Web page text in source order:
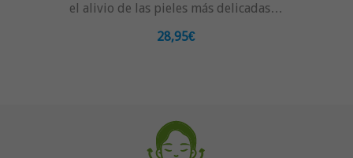
el alivio de las pieles más delicadas…
28,95€